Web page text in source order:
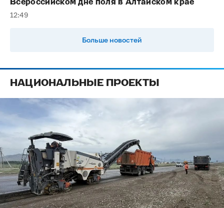
Всероссийском дне поля в Алтайском крае
12:49
Больше новостей
НАЦИОНАЛЬНЫЕ ПРОЕКТЫ